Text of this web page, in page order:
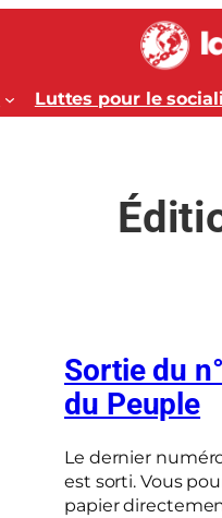
Luttes pour le
Sortie du
du Peuple
Le dernier
est sorti. Vous
papier